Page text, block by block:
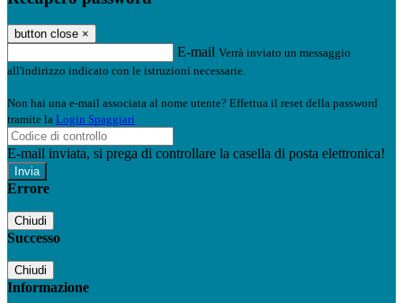
button close ×
E-mail Verrà inviato un messaggio
all'indirizzo indicato con le istruzioni necessarie.
Non hai una e-mail associata al nome utente? Effettua il reset della password
tramite la Login Spaggiari
E-mail inviata, si prega di controllare la casella di posta elettronica!
Errore
Chiudi
Successo
Chiudi
Informazione